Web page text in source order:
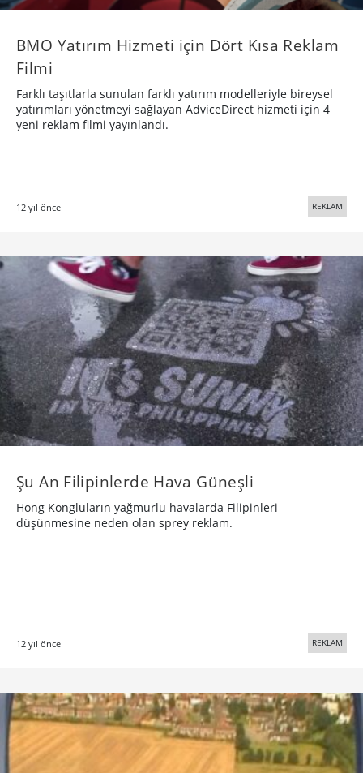
BMO Yatırım Hizmeti için Dört Kısa Reklam
Filmi
Farklı taşıtlarla sunulan farklı yatırım modelleriyle bireysel
yatırımları yönetmeyi sağlayan AdviceDirect hizmeti için 4
yeni reklam filmi yayınlandı.
12 yıl önce REKLAM
Şu An Filipinlerde Hava Güneşli
Hong Kongluların yağmurlu havalarda Filipinleri
düşünmesine neden olan sprey reklam.
12 yıl önce REKLAM